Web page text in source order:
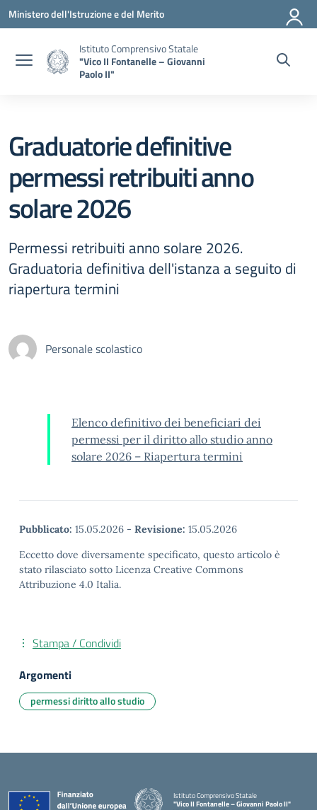
Vai ai contenuti
Vai al menu di navigazione
Vai al footer
Ministero dell'Istruzione e del Merito
Istituto Comprensivo Statale
"Vico II Fontanelle – Giovanni
Paolo II"
Graduatorie definitive
permessi retribuiti anno
solare 2026
Permessi retribuiti anno solare 2026.
Graduatoria definitiva dell'istanza a seguito di
riapertura termini
Personale scolastico
Elenco definitivo dei beneficiari dei
permessi per il diritto allo studio anno
solare 2026 – Riapertura termini
Pubblicato: 15.05.2026 - Revisione: 15.05.2026
Eccetto dove diversamente specificato, questo articolo è
stato rilasciato sotto Licenza Creative Commons
Attribuzione 4.0 Italia.
Stampa / Condividi
Argomenti
permessi diritto allo studio
Istituto Comprensivo Statale
"Vico II Fontanelle – Giovanni Paolo II"